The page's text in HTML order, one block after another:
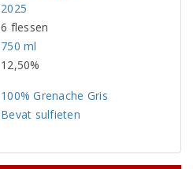
2025
6 flessen
750 ml
12,50%
100% Grenache Gris
Bevat sulfieten